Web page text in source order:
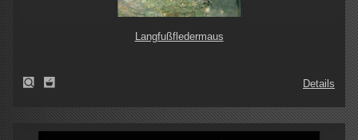
Langfußfledermaus
Details